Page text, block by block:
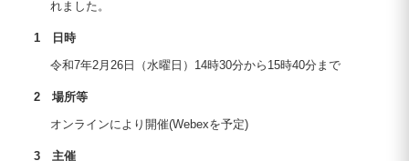
れました。
1 日時
令和7年2月26日（水曜日）14時30分から15時40分まで
2 場所等
オンラインにより開催(Webexを予定)
3 主催